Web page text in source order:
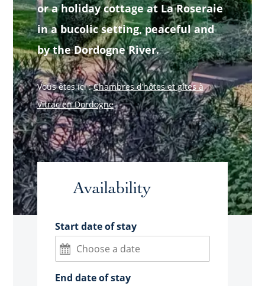
or a holiday cottage at La Roseraie
in a bucolic setting, peaceful and
by the Dordogne River.
Vous êtes ici :Chambres d’hôtes et gîtes à
Vitrac en Dordogne
Availability
Start date of stay
End date of stay